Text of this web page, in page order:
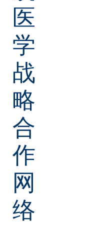
医
学
战
略
合
作
网
络